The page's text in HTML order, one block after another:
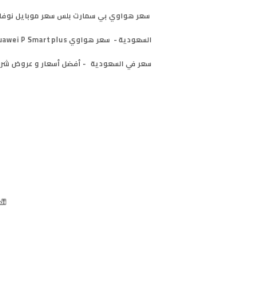
سعر في السعودية - أفضل أسعار و عروض